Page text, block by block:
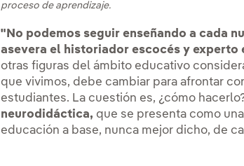
proceso de aprendizaje.
"No podemos seguir enseñando a cada
asevera el historiador escocés y experto
otras figuras del ámbito educativo
que vivimos, debe cambiar para afrontar
estudiantes. La cuestión es, ¿cómo
neurodidáctica, que se presenta como
educación a base, nunca mejor dicho, de